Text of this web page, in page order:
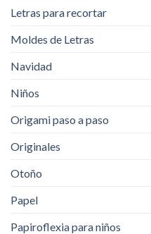
Letras para recortar
Moldes de Letras
Navidad
Niños
Origami paso a paso
Originales
Otoño
Papel
Papiroflexia para niños